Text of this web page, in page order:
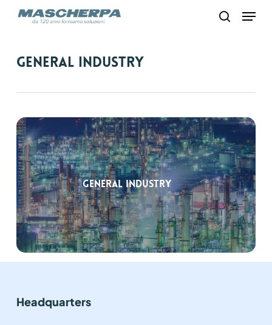
Menu
General industry
General industry
Headquarters